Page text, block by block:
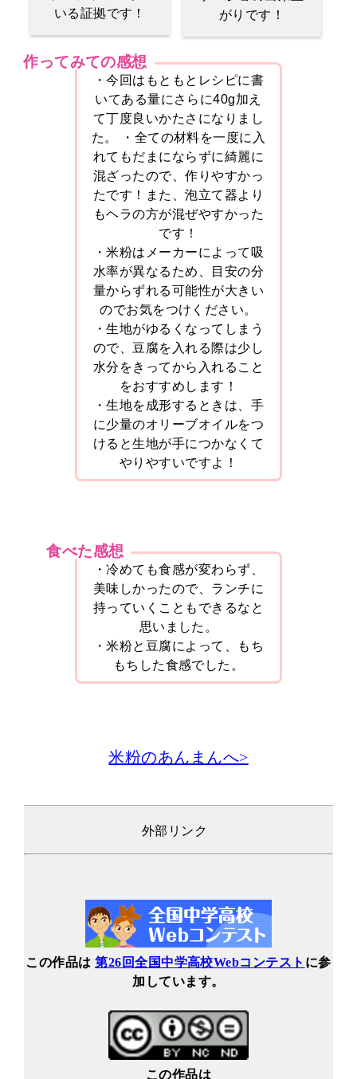
いる証拠です！
がりです！
作ってみての感想
・今回はもともとレシピに書
いてある量にさらに40g加え
て丁度良いかたさになりまし
た。 ・全ての材料を一度に入
れてもだまにならずに綺麗に
混ざったので、作りやすかっ
たです！また、泡立て器より
もヘラの方が混ぜやすかった
です！
・米粉はメーカーによって吸
水率が異なるため、目安の分
量からずれる可能性が大きい
のでお気をつけください。
・生地がゆるくなってしまう
ので、豆腐を入れる際は少し
水分をきってから入れること
をおすすめします！
・生地を成形するときは、手
に少量のオリーブオイルをつ
けると生地が手につかなくて
やりやすいですよ！
食べた感想
・冷めても食感が変わらず、
美味しかったので、ランチに
持っていくこともできるなと
思いました。
・米粉と豆腐によって、もち
もちした食感でした。
米粉のあんまんへ>
外部リンク
この作品は第26回全国中学高校Webコンテスト に参
加しています。
この作品は